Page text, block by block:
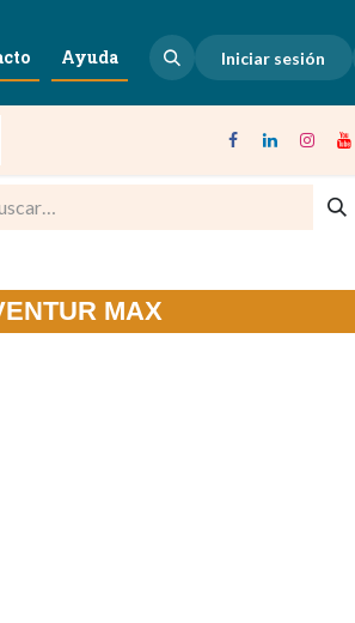
Ayuda Iniciar sesión
MAX